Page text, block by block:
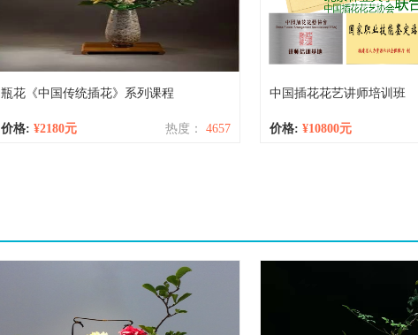
瓶花《中国传统插花》系列课程
价格: ¥2180元 热度： 4657
中国插花花艺讲师培训班
价格: ¥10800元